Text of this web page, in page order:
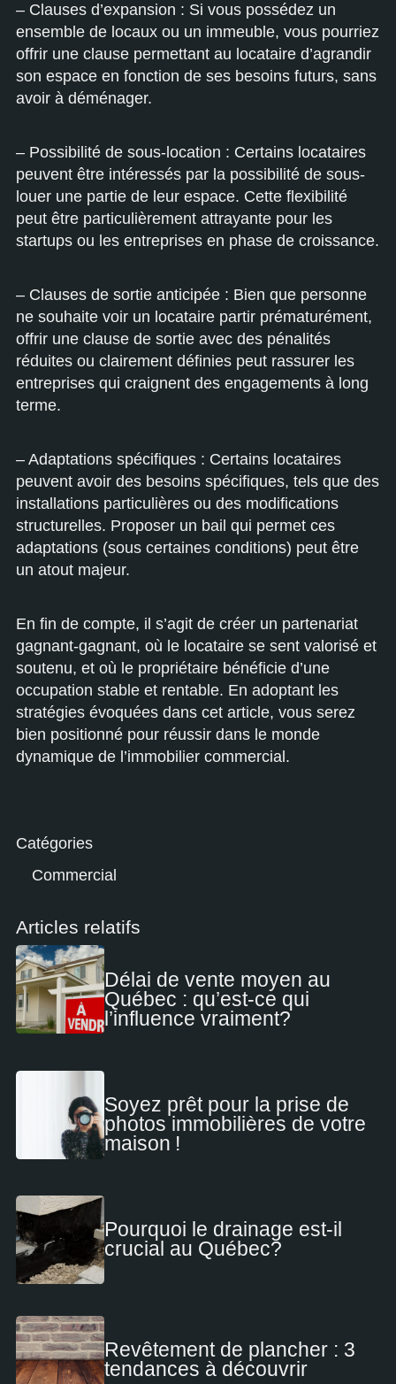
– Clauses d’expansion : Si vous possédez un
ensemble de locaux ou un immeuble, vous pourriez
offrir une clause permettant au locataire d’agrandir
son espace en fonction de ses besoins futurs, sans
avoir à déménager.
– Possibilité de sous-location : Certains locataires
peuvent être intéressés par la possibilité de sous-
louer une partie de leur espace. Cette flexibilité
peut être particulièrement attrayante pour les
startups ou les entreprises en phase de croissance.
– Clauses de sortie anticipée : Bien que personne
ne souhaite voir un locataire partir prématurément,
offrir une clause de sortie avec des pénalités
réduites ou clairement définies peut rassurer les
entreprises qui craignent des engagements à long
terme.
– Adaptations spécifiques : Certains locataires
peuvent avoir des besoins spécifiques, tels que des
installations particulières ou des modifications
structurelles. Proposer un bail qui permet ces
adaptations (sous certaines conditions) peut être
un atout majeur.
En fin de compte, il s’agit de créer un partenariat
gagnant-gagnant, où le locataire se sent valorisé et
soutenu, et où le propriétaire bénéficie d’une
occupation stable et rentable. En adoptant les
stratégies évoquées dans cet article, vous serez
bien positionné pour réussir dans le monde
dynamique de l’immobilier commercial.
Catégories
Commercial
Articles relatifs
Délai de vente moyen au
Québec : qu’est-ce qui
l’influence vraiment?
Soyez prêt pour la prise de
photos immobilières de votre
maison !
Pourquoi le drainage est-il
crucial au Québec?
Revêtement de plancher : 3
tendances à découvrir